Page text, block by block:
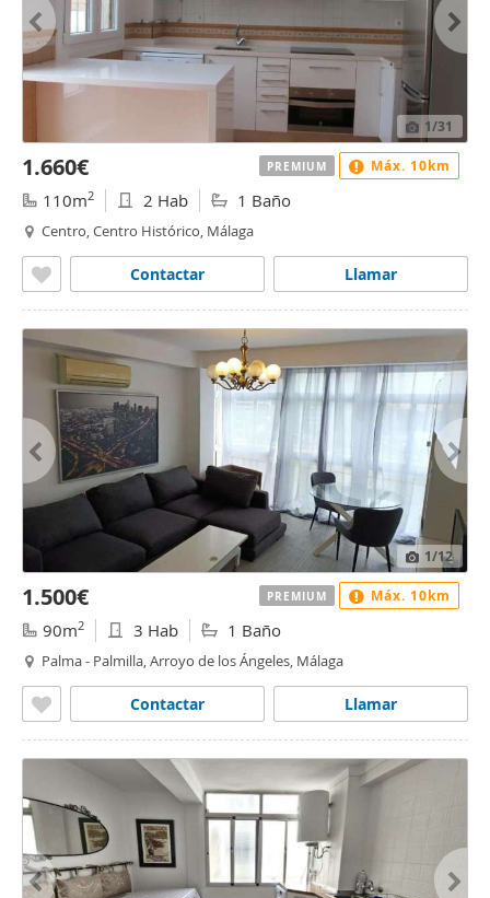
1/31
1.660€
110m2 2 Hab 1 Baño
Centro, Centro Histórico, Málaga
Llamar
Contactar
PREMIUM Máx. 10km
1/12
1.500€
90m2 3 Hab 1 Baño
Palma - Palmilla, Arroyo de los Ángeles, Málaga
Llamar
Contactar
PREMIUM Máx. 10km